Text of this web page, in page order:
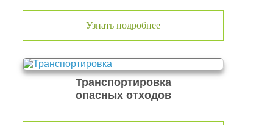
Узнать подробнее
Транспортировка
опасных отходов